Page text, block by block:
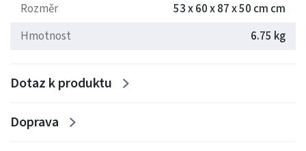
Rozměr
53 x 60 x 87 x 50 cm cm
Hmotnost
6.75 kg
Dotaz k produktu
Doprava